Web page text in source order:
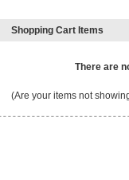
Shopping Cart Items
There are
(Are your items not